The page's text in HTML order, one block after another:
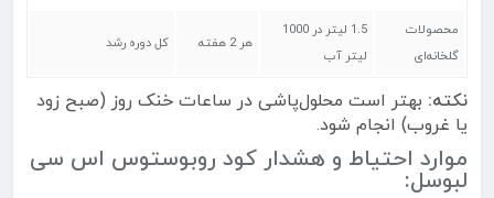
محصولات
گلخانه‌ای
1.5 لیتر در 1000
لیتر آب
هر 2 هفته کل دوره رشد
نکته: بهتر است محلول‌پاشی در ساعات خنک روز (صبح زود
یا غروب) انجام شود.
موارد احتیاط و هشدار کود روبوستوس اس سی
لبوسل: